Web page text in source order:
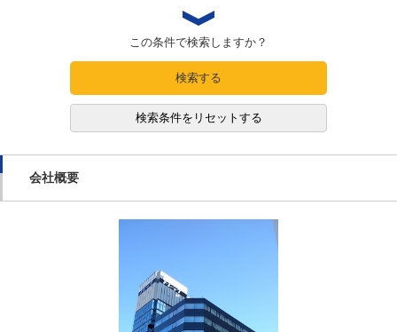
この条件で検索しますか？
検索する
検索条件をリセットする
会社概要